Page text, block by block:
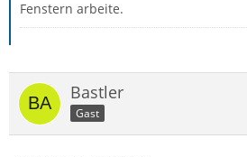
Fenstern arbeite.
Bastler
Gast